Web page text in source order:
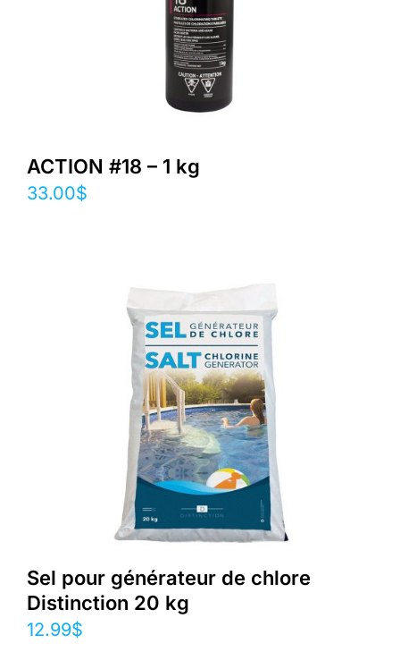
ACTION #18 – 1 kg
33.00$
Sel pour générateur de chlore
Distinction 20 kg
12.99$